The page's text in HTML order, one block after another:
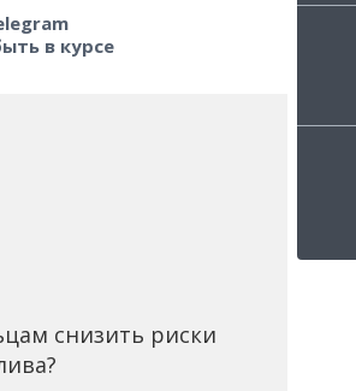
в курсе
снизить риски